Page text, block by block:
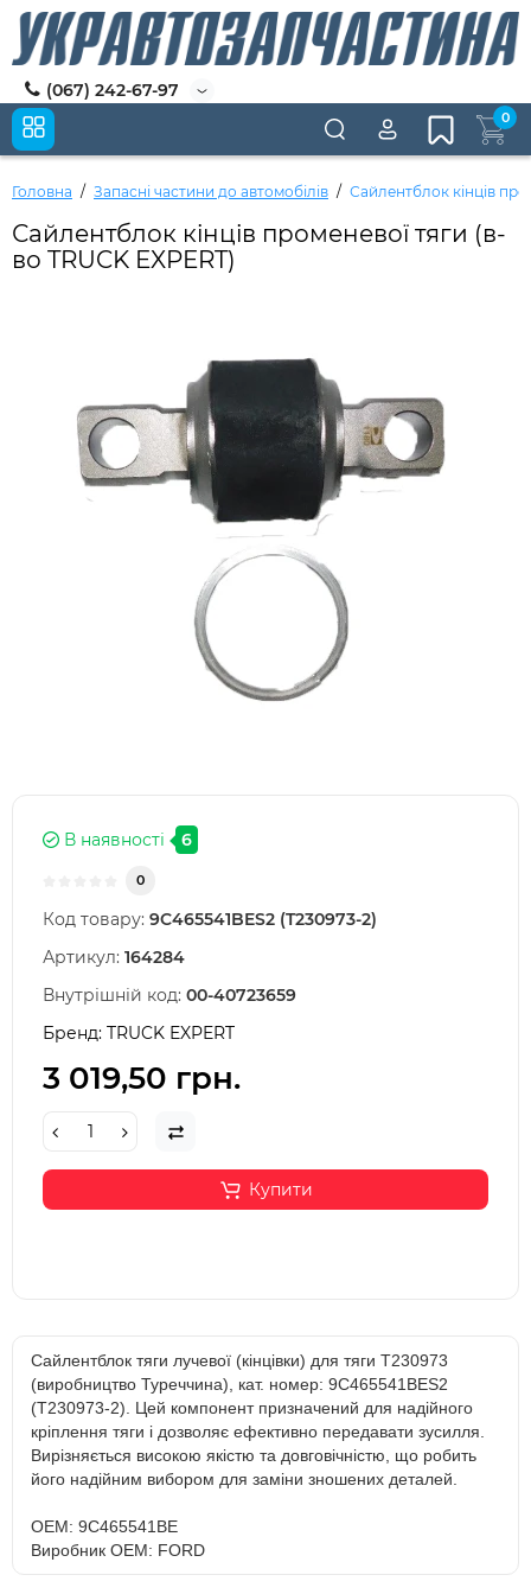
(067) 242-67-97
0
Головна Запасні частини до автомобілів Сайлентблок кінців
Сайлентблок кінців променевої тяги (в-
во TRUCK EXPERT)
В наявності 6
0
Код товару: 9C465541BES2 (T230973-2)
Артикул: 164284
Внутрішній код: 00-40723659
Бренд: TRUCK EXPERT
3 019,50 грн.
Купити
Сайлентблок тяги лучевої (кінцівки) для тяги T230973
(виробництво Туреччина), кат. номер: 9C465541BES2
(T230973-2). Цей компонент призначений для надійного
кріплення тяги і дозволяє ефективно передавати зусилля.
Вирізняється високою якістю та довговічністю, що робить
його надійним вибором для заміни зношених деталей.
OEM: 9C465541BE
Виробник OEM: FORD